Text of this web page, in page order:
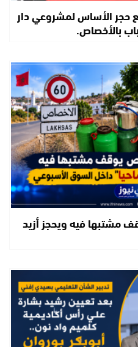
حجر الأساس لمشروعي دار
بالأخصاص.
مشتبها فيه ويحجز أزيد